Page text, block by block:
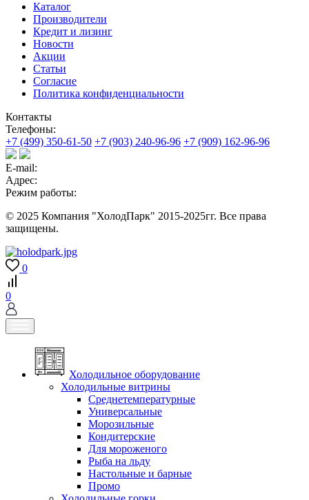
Каталог
Производители
Кредит и лизинг
Новости
Акции
Статьи
Согласие
Политика конфиденциальности
Контакты
Телефоны:
+7 (499) 350-61-50 +7 (903) 240-96-96 +7 (909) 162-96-96
E-mail:
Адрес:
Режим работы:
© 2025 Компания "ХолодПарк" 2015-2025гг. Все права
защищены.
0
0
Холодильное оборудование
Холодильные витрины
Среднетемпературные
Универсальные
Морозильные
Кондитерские
Для мороженого
Рыба на льду
Настольные и барные
Промо